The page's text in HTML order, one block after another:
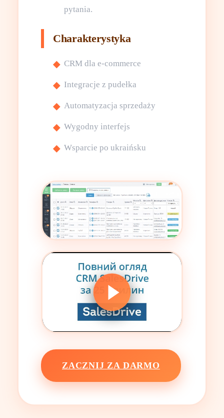
pytania.
Charakterystyka
CRM dla e-commerce
Integracje z pudełka
Automatyzacja sprzedaży
Wygodny interfejs
Wsparcie po ukraińsku
ZACZNIJ ZA DARMO